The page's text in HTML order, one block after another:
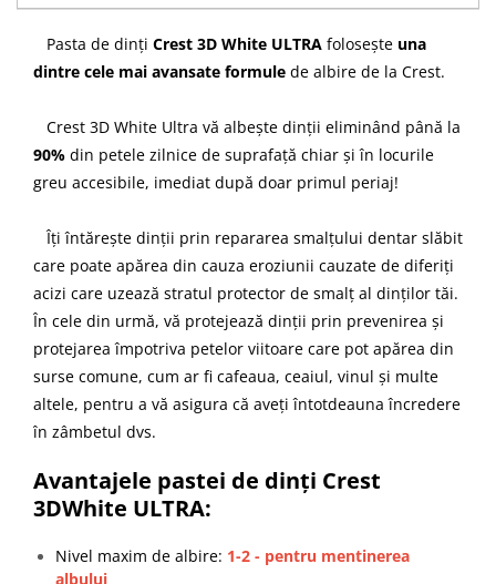
Pasta de dinți Crest 3D White ULTRA folosește una
dintre cele mai avansate formule de albire de la Crest.
Crest 3D White Ultra vă albește dinții eliminând până la
90% din petele zilnice de suprafață chiar și în locurile
greu accesibile, imediat după doar primul periaj!
Îți întărește dinții prin repararea smalțului dentar slăbit
care poate apărea din cauza eroziunii cauzate de diferiți
acizi care uzează stratul protector de smalț al dinților tăi.
În cele din urmă, vă protejează dinții prin prevenirea și
protejarea împotriva petelor viitoare care pot apărea din
surse comune, cum ar fi cafeaua, ceaiul, vinul și multe
altele, pentru a vă asigura că aveți întotdeauna încredere
în zâmbetul dvs.
Avantajele pastei de dinți Crest
3DWhite ULTRA:
Nivel maxim de albire: 1-2 - pentru mentinerea
albului